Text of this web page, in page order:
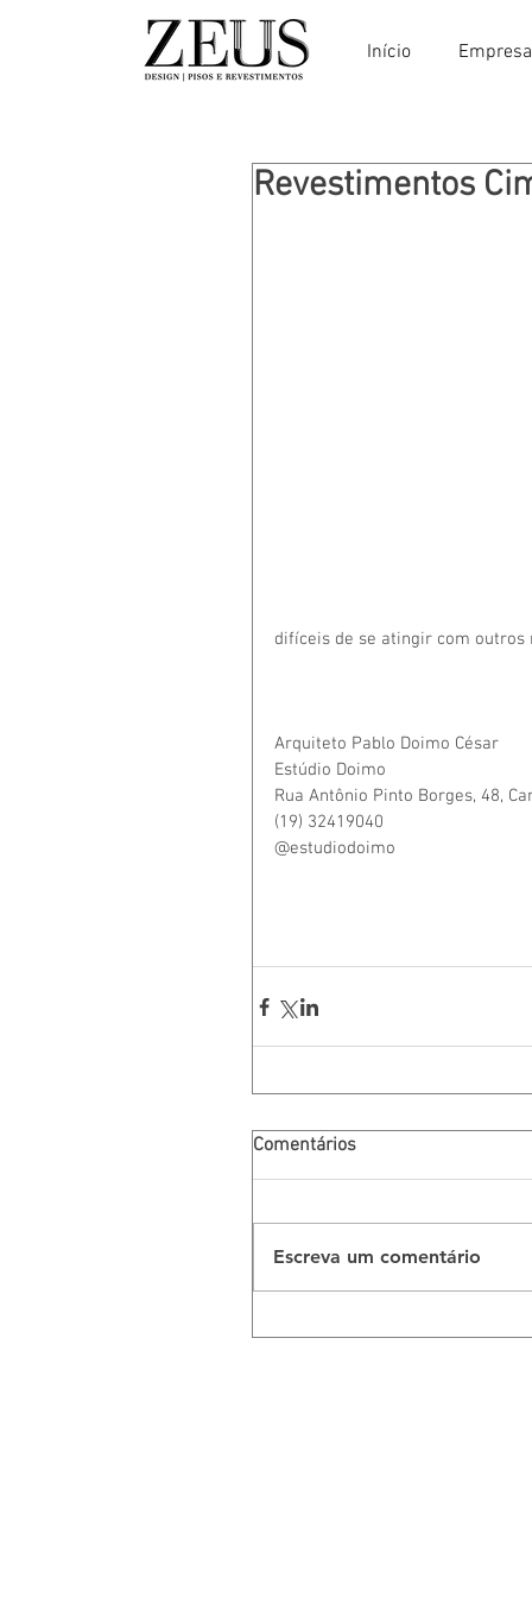
Início Empresa
Revestimentos
difíceis de se atingir com outros
Arquiteto Pablo Doimo César
Estúdio Doimo
Rua Antônio Pinto Borges, 48,
(19) 32419040
@estudiodoimo
Comentários
Escreva um comentário